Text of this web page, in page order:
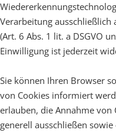
Verarbeitung ausschließlich
(Art. 6 Abs. 1 lit. a DSGVO
Einwilligung ist jederzeit
Sie können Ihren Browser
von Cookies informiert
erlauben, die Annahme
generell ausschließen